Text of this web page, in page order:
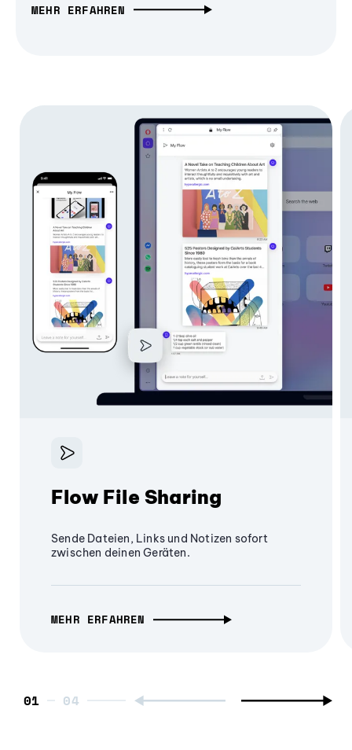
MEHR ERFAHREN
Flow File Sharing
Sende Dateien, Links und Notizen sofort
zwischen deinen Geräten.
MEHR ERFAHREN
01